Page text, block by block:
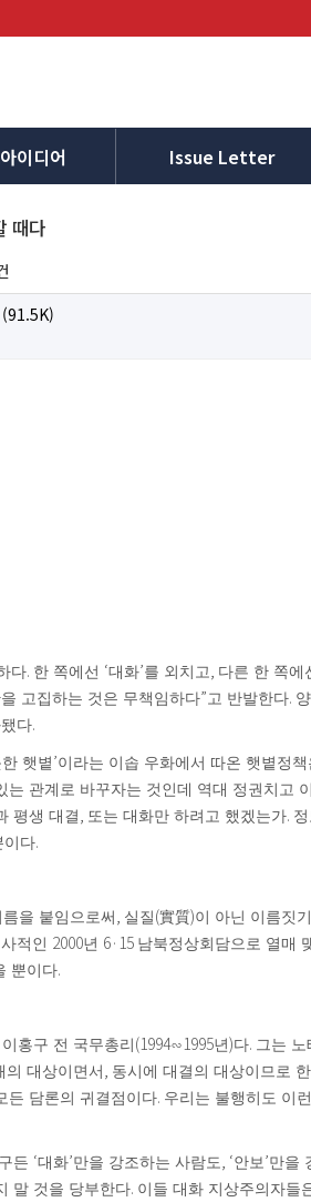
이디어 Issue Letter
때다
(91.5K)
다. 한 쪽에선 ‘대화’를 외치고, 다른 한 쪽에
고집하는 것은 무책임하다”고 반발한다.
다.
햇볕 ’이라는 이솝 우화에서 따온 햇볕정
는 관계로 바꾸자는 것인데 역대 정권치고
평생 대결, 또는 대화만 하려고 했겠는가.
이다.
을 붙임으로써 , 실질 (實質)이 아닌 이름짓기
적인 2000년 6·15 남북정상회담으로 열매
뿐이다.
홍구 전 국무총리 (1994∽1995년)다. 그는 노
의 대상이면서 , 동시에 대결의 대상이므로
든 담론의 귀결점이다. 우리는 불행히도 이
든 ‘대화’만을 강조하는 사람도, ‘안보’만을
말 것을 당부한다. 이들 대화 지상주의자들